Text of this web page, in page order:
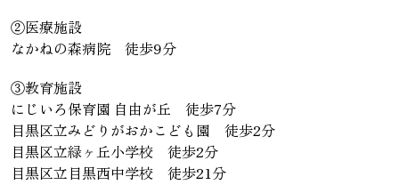
②医療施設
なかねの森病院 徒歩9分
③教育施設
にじいろ保育園 自由が丘 徒歩7分
目黒区立みどりがおかこども園 徒歩2分
目黒区立緑ヶ丘小学校 徒歩2分
目黒区立目黒西中学校 徒歩21分